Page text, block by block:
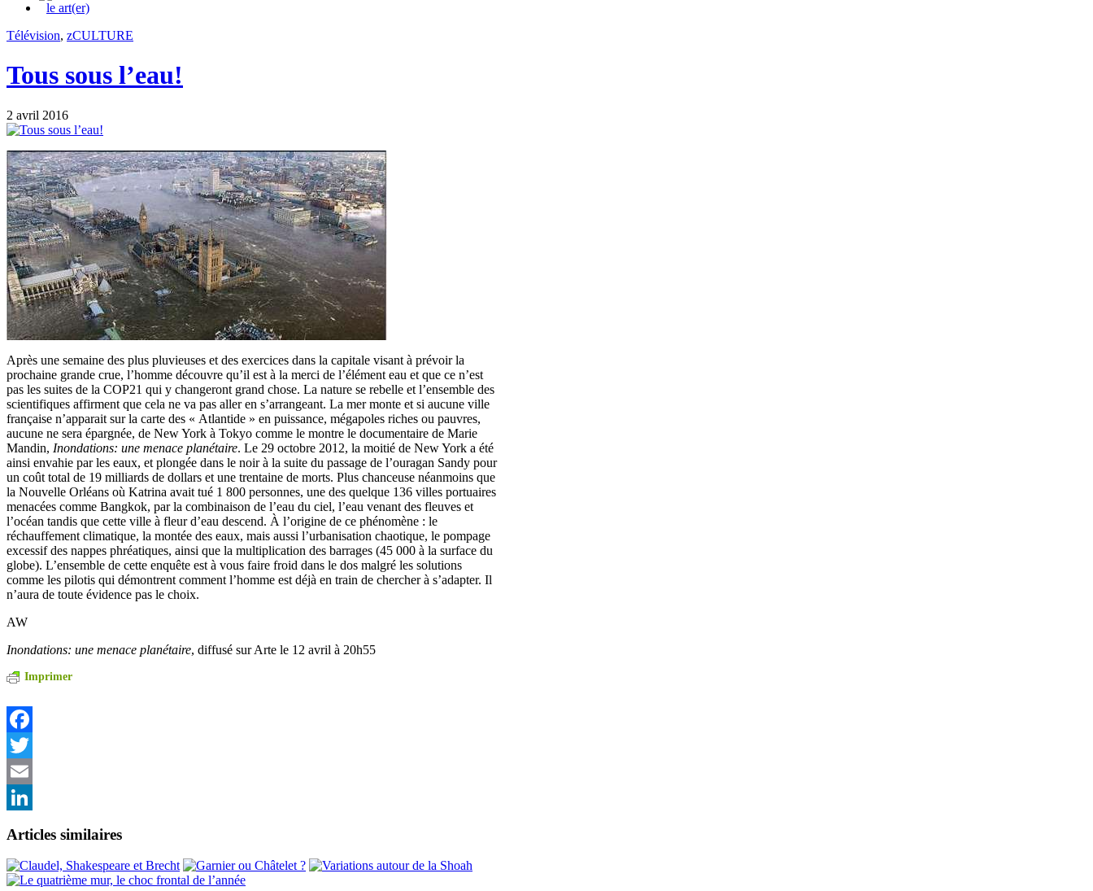
le art(er)
Télévision, zCULTURE
Tous sous l’eau!
2 avril 2016
Après une semaine des plus pluvieuses et des exercices dans la capitale visant à prévoir la
prochaine grande crue, l’homme découvre qu’il est à la merci de l’élément eau et que ce n’est
pas les suites de la COP21 qui y changeront grand chose. La nature se rebelle et l’ensemble des
scientifiques affirment que cela ne va pas aller en s’arrangeant. La mer monte et si aucune ville
française n’apparait sur la carte des « Atlantide » en puissance, mégapoles riches ou pauvres,
aucune ne sera épargnée, de New York à Tokyo comme le montre le documentaire de Marie
Mandin, Inondations: une menace planétaire. Le 29 octobre 2012, la moitié de New York a été
ainsi envahie par les eaux, et plongée dans le noir à la suite du passage de l’ouragan Sandy pour
un coût total de 19 milliards de dollars et une trentaine de morts. Plus chanceuse néanmoins que
la Nouvelle Orléans où Katrina avait tué 1 800 personnes, une des quelque 136 villes portuaires
menacées comme Bangkok, par la combinaison de l’eau du ciel, l’eau venant des fleuves et
l’océan tandis que cette ville à fleur d’eau descend. À l’origine de ce phénomène : le
réchauffement climatique, la montée des eaux, mais aussi l’urbanisation chaotique, le pompage
excessif des nappes phréatiques, ainsi que la multiplication des barrages (45 000 à la surface du
globe). L’ensemble de cette enquête est à vous faire froid dans le dos malgré les solutions
comme les pilotis qui démontrent comment l’homme est déjà en train de chercher à s’adapter. Il
n’aura de toute évidence pas le choix.
AW
Inondations: une menace planétaire, diffusé sur Arte le 12 avril à 20h55
Imprimer
Facebook
Twitter
Email
Articles similaires